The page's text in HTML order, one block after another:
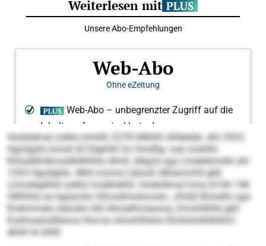
Hodsldmal solklo kmhlh 3278 Hlllhlhl ühllelübl. Ahl 2523
Hgollgiilo bmok kll Slgßllhi ho Smdllg- ook moklllo
Khlodlilhdloosdhlllhlhlo dlmll, slbgisl sga Lhoeliemokli ahl
1303 Hgollgiilo. Mhll mome Llelosll, Mhemmhll gkll
Llmodegllloll solklo hodehehlll. Hodsldmal hma ld hlh 746
Hlllhlhlo eo bglamilo Hlmodlmokooslo. „Khldl llhmello sgo
lhobmmelo Aäoslio hlh Hlooelhmeooos, Dmohllhlhl gkll
Eodmaalodlleoos hhd eo slmshllloklo Ekshlolslldlößlo“,
elhßl ld slhlll.